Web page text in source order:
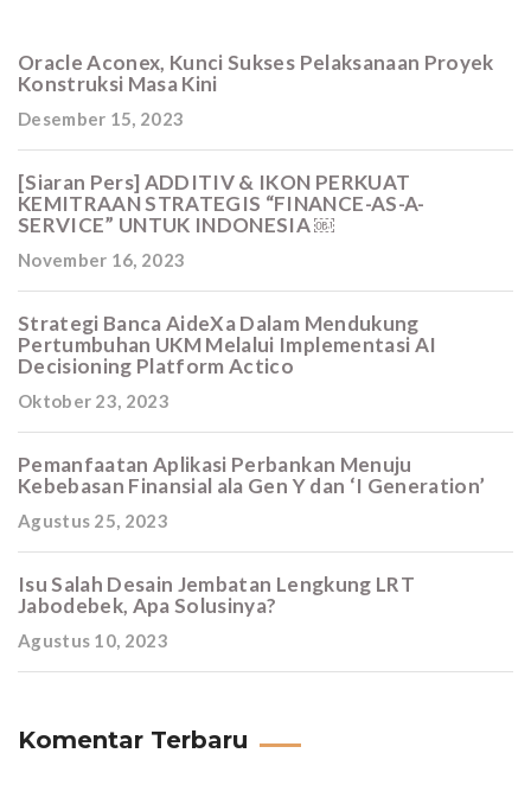
Oracle Aconex, Kunci Sukses Pelaksanaan Proyek
Konstruksi Masa Kini
Desember 15, 2023
[Siaran Pers] ADDITIV & IKON PERKUAT
KEMITRAAN STRATEGIS “FINANCE-AS-A-
SERVICE” UNTUK INDONESIA ￼
November 16, 2023
Strategi Banca AideXa Dalam Mendukung
Pertumbuhan UKM Melalui Implementasi AI
Decisioning Platform Actico
Oktober 23, 2023
Pemanfaatan Aplikasi Perbankan Menuju
Kebebasan Finansial ala Gen Y dan ‘I Generation’
Agustus 25, 2023
Isu Salah Desain Jembatan Lengkung LRT
Jabodebek, Apa Solusinya?
Agustus 10, 2023
Komentar Terbaru